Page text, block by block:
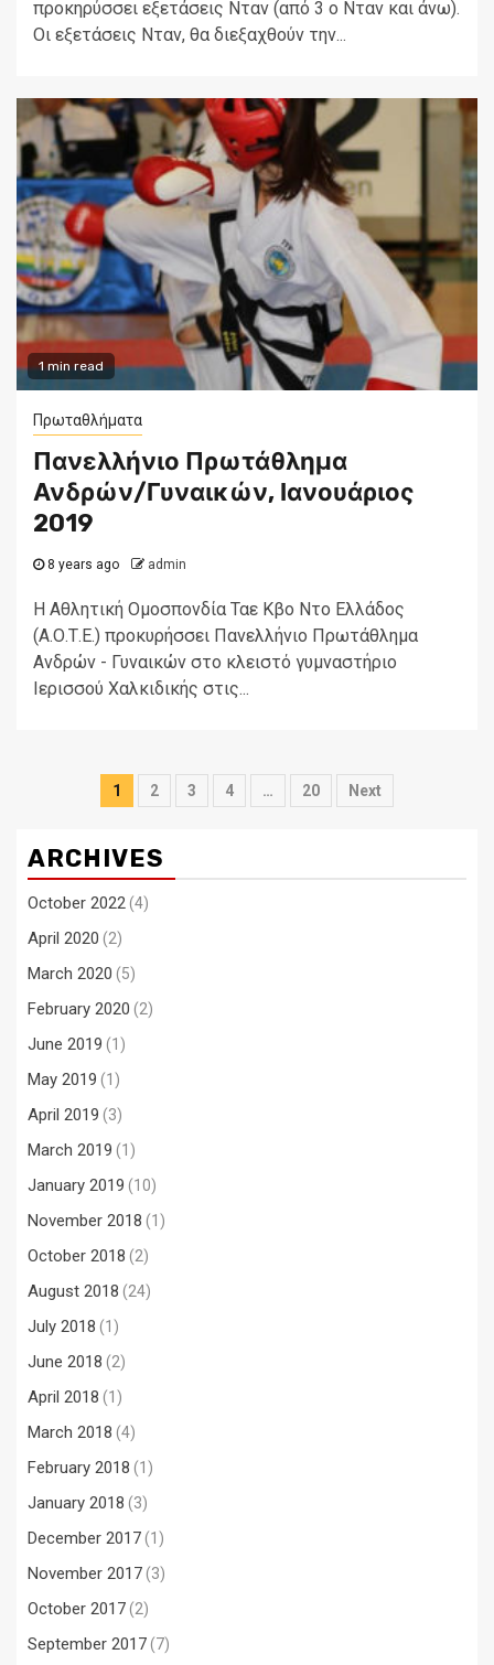
προκηρύσσει εξετάσεις Νταν (από 3 ο Νταν και άνω).
Oι εξετάσεις Νταν, θα διεξαχθούν την...
1 min read
Πρωταθλήματα
Πανελλήνιο Πρωτάθλημα
Ανδρών/Γυναικών, Ιανουάριος
2019
8 years ago admin
Η Αθλητική Ομοσπονδία Ταε Κβο Ντο Ελλάδος
(Α.Ο.Τ.Ε.) προκυρήσσει Πανελλήνιο Πρωτάθλημα
Ανδρών - Γυναικών στο κλειστό γυμναστήριο
Ιερισσού Χαλκιδικής στις...
Posts
1 2 3 4 … 20 Next
ARCHIVES
October 2022(4)
April 2020 (2)
March 2020 (5)
February 2020 (2)
June 2019 (1)
May 2019 (1)
April 2019 (3)
March 2019 (1)
January 2019 (10)
November 2018 (1)
October 2018 (2)
August 2018 (24)
July 2018 (1)
June 2018 (2)
April 2018 (1)
March 2018 (4)
February 2018 (1)
January 2018 (3)
December 2017(1)
November 2017(3)
October 2017(2)
September 2017(7)